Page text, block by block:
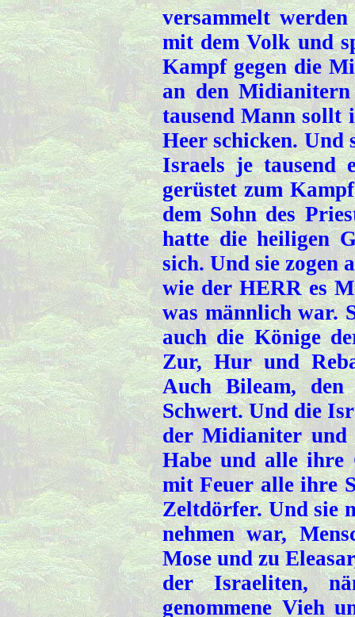
versammelt
mit dem Volk und
Kampf gegen die
an den
tausend Mann sollt
Heer schicken. Und
Israels je tausend
gerüstet zum
dem Sohn des
hatte die heiligen
sich. Und sie zogen
wie der HERR es
was männlich war.
auch die Könige
Zur, Hur und
Auch Bileam,
Schwert. Und die
der Midianiter
Habe und alle ihre
mit Feuer alle ihre
Zeltdörfer. Und sie
nehmen war,
Mose und zu
der Israeliten,
genommene Vieh